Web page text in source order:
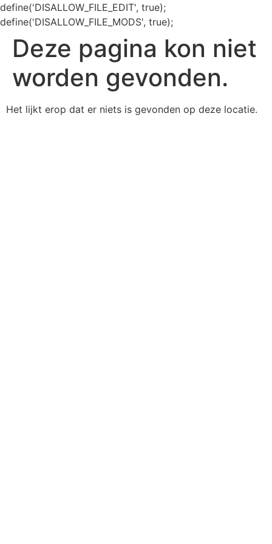
define('DISALLOW_FILE_EDIT', true);
define('DISALLOW_FILE_MODS', true);
Deze pagina kon niet
worden gevonden.
Het lijkt erop dat er niets is gevonden op deze locatie.